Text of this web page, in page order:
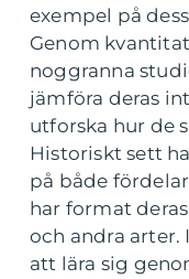
exempel på
Genom
noggranna
jämföra deras
utforska hur de
Historiskt sett
på både
har format
och andra arter.
att lära sig